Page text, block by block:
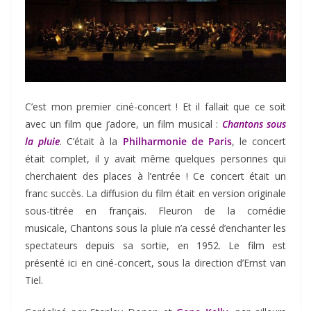
C’est mon premier ciné-concert ! Et il fallait que ce soit
avec un film que j’adore, un film musical : Chantons sous
la pluie. C’était à la Philharmonie de Paris, le concert
était complet, il y avait même quelques personnes qui
cherchaient des places à l’entrée ! Ce concert était un
franc succès. La diffusion du film était en version originale
sous-titrée en français. Fleuron de la comédie
musicale, Chantons sous la pluie n’a cessé d’enchanter les
spectateurs depuis sa sortie, en 1952. Le film est
présenté ici en ciné-concert, sous la direction d’Ernst van
Tiel.​​​​​​​